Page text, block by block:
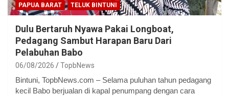
PAPUA BARAT TELUK BINTUNI
Dulu Bertaruh Nyawa Pakai Longboat,
Pedagang Sambut Harapan Baru Dari
Pelabuhan Babo
06/08/2026 TopbNews
Bintuni, TopbNews.com – Selama puluhan tahun pedagang
kecil Babo berjualan di kapal penumpang dengan cara